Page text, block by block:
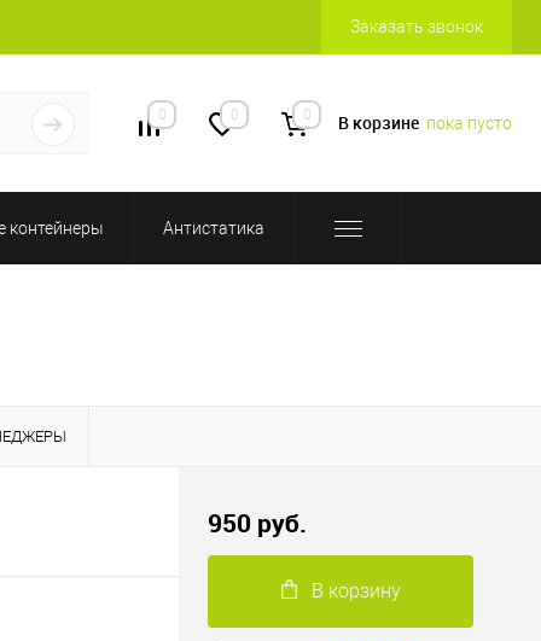
Заказать звонок
0 0 0 В корзине пока пусто
контейнеры Антистатика
950 руб.
В корзину